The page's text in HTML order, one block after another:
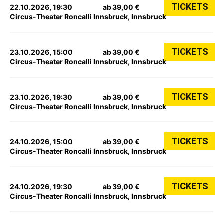
22.10.2026, 19:30
Circus-Theater Roncalli Innsbruck, Innsbruck
ab 39,00 € TICKETS
23.10.2026, 15:00
Circus-Theater Roncalli Innsbruck, Innsbruck
ab 39,00 € TICKETS
23.10.2026, 19:30
Circus-Theater Roncalli Innsbruck, Innsbruck
ab 39,00 € TICKETS
24.10.2026, 15:00
Circus-Theater Roncalli Innsbruck, Innsbruck
ab 39,00 € TICKETS
24.10.2026, 19:30
Circus-Theater Roncalli Innsbruck, Innsbruck
ab 39,00 € TICKETS